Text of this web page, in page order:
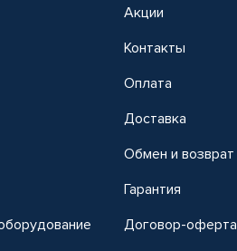
Акции
Контакты
Оплата
Доставка
Обмен и возврат
Гарантия
Договор-оферта